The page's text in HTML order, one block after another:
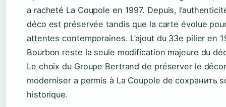
a racheté La Coupole en 1997. Depuis,
déco est préservée tandis que la carte évolue
attentes contemporaines. L’ajout du 33e pilier en
Bourbon reste la seule modification majeure du
Le choix du Groupe Bertrand de préserver le
moderniser a permis à La Coupole de сохранить
historique.